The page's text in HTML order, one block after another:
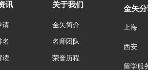
讯
请
名
读
关于我们
金矢简介
名师团队
荣誉历程
金矢
上海
西安
留学